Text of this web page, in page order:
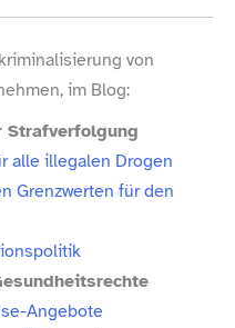
von
im Blog:
Strafverfolgung
alle illegalen Drogen
Grenzwerten für den
​Angebote